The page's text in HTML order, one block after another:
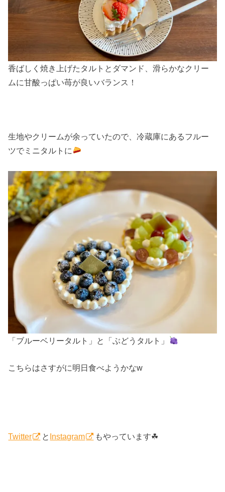
香ばしく焼き上げたタルトとダマンド、滑らかなクリー
ムに甘酸っぱい苺が良いバランス！
生地やクリームが余っていたので、冷蔵庫にあるフルー
ツでミニタルトに
「ブルーベリータルト」と「ぶどうタルト」
こちらはさすがに明日食べようかなw
Twitter と Instagram もやっています☘